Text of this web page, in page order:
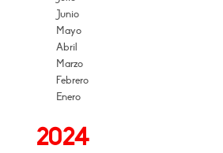
Junio
Mayo
Abril
Marzo
Febrero
Enero
2024